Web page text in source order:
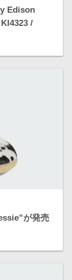
Edison
/
が発売